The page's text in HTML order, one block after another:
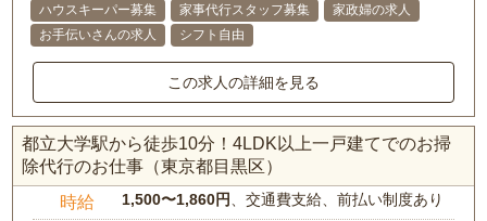
ハウスキーパー募集
家事代行スタッフ募集
家政婦の求人
お手伝いさんの求人
シフト自由
この求人の詳細を見る
都立大学駅から徒歩10分！4LDK以上一戸建てでのお掃
除代行のお仕事（東京都目黒区）
時給 1,500〜1,860円、交通費支給、前払い制度あり